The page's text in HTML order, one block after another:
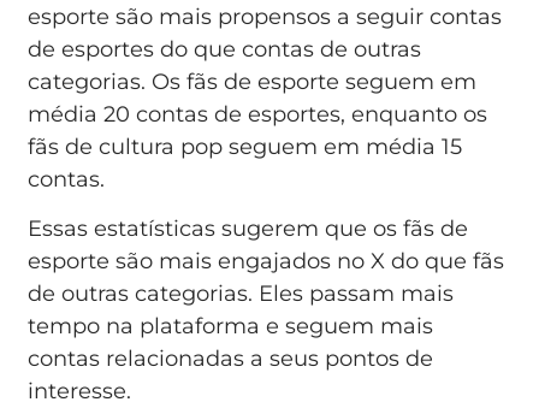
esporte são mais propensos a seguir contas
de esportes do que contas de outras
categorias. Os fãs de esporte seguem em
média 20 contas de esportes, enquanto os
fãs de cultura pop seguem em média 15
contas.
Essas estatísticas sugerem que os fãs de
esporte são mais engajados no X do que fãs
de outras categorias. Eles passam mais
tempo na plataforma e seguem mais
contas relacionadas a seus pontos de
interesse.